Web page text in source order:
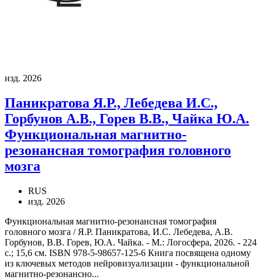
изд. 2026
Паникратова Я.Р., Лебедева И.С.,
Горбунов А.В., Горев В.В., Чайка Ю.А.
Функциональная магнитно-
резонансная томография головного
мозга
RUS
изд. 2026
Функциональная магнитно-резонансная томография
головного мозга / Я.Р. Паникратова, И.С. Лебедева, А.В.
Горбунов, В.В. Горев, Ю.А. Чайка. - М.: Логосфера, 2026. - 224
с.; 15,6 см. ISBN 978-5-98657-125-6 Книга посвящена одному
из ключевых методов нейровизуализации - функциональной
магнитно-резонансно...